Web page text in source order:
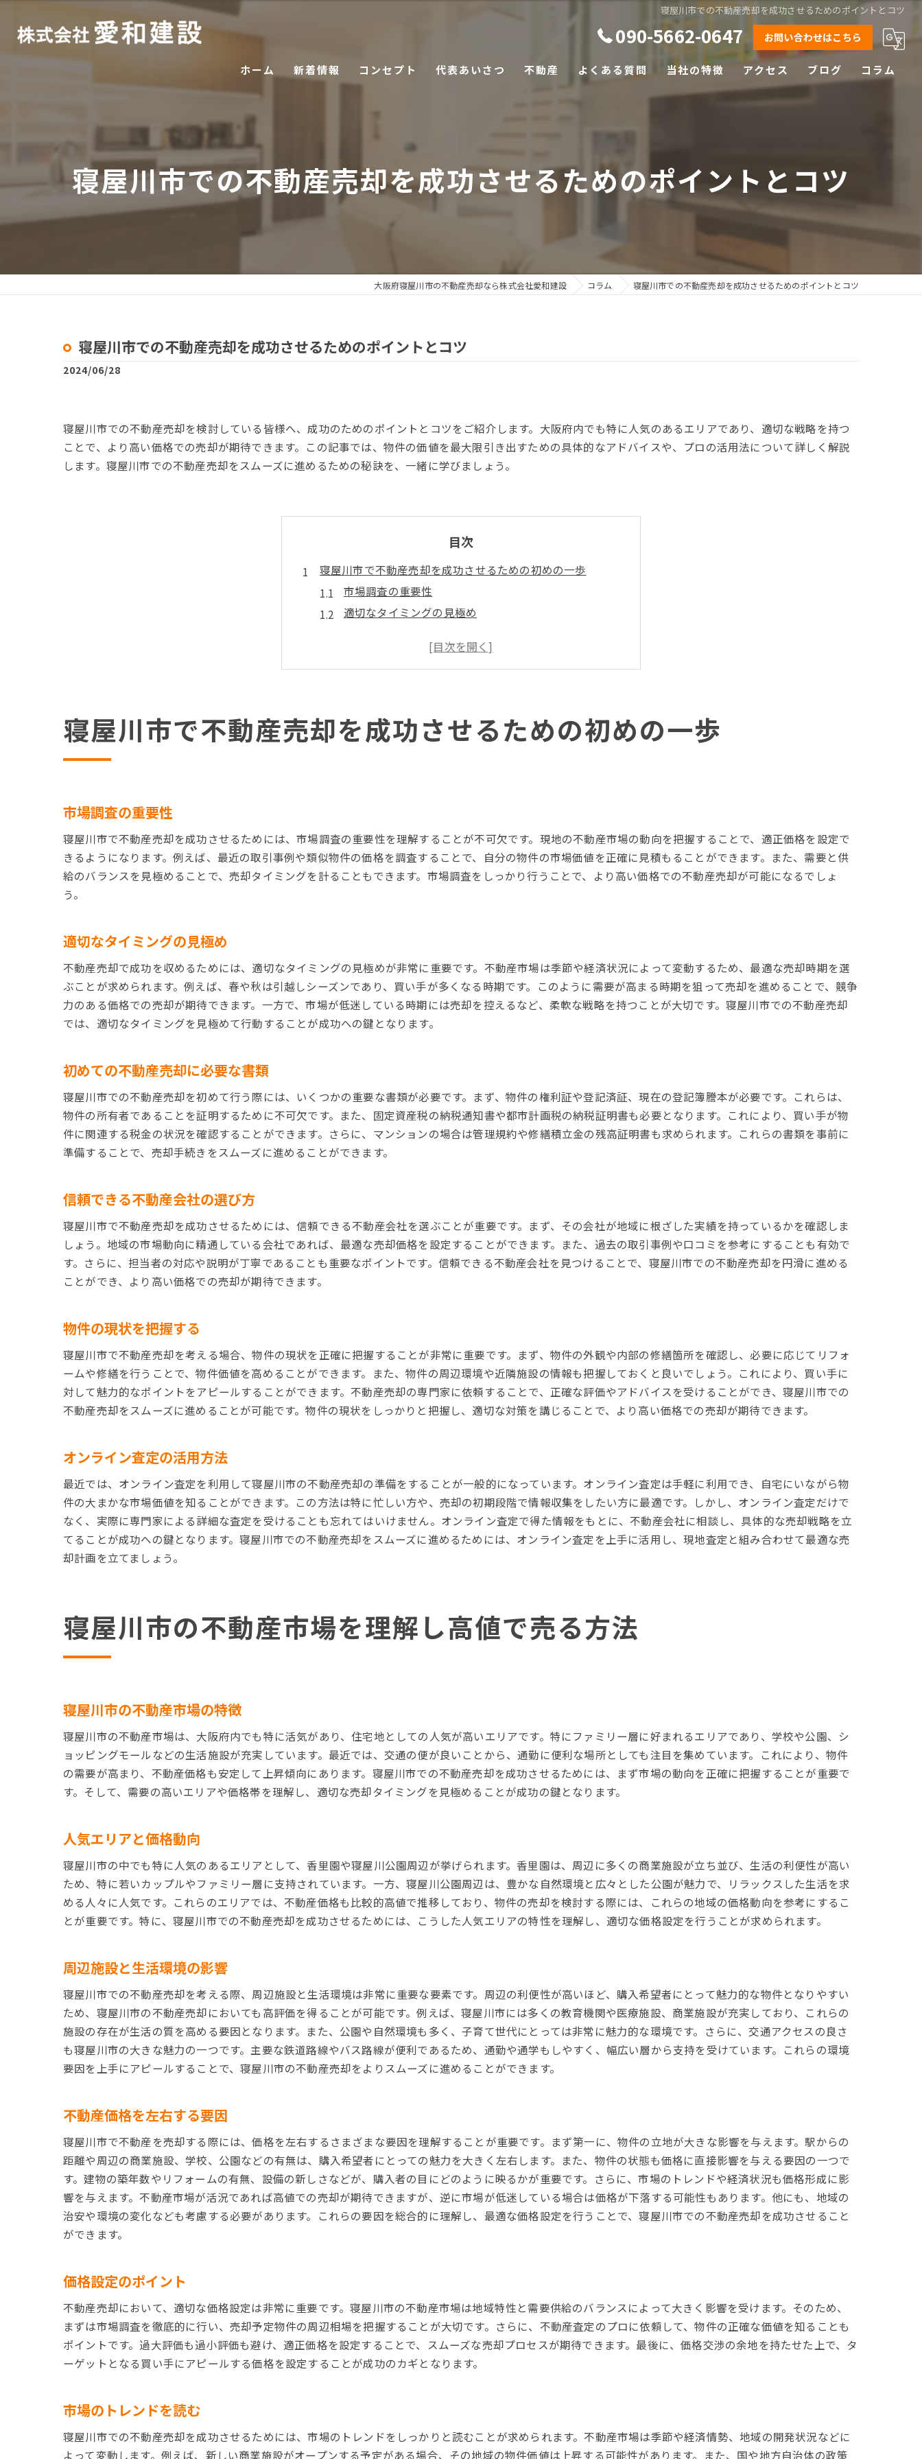
寝屋川市での不動産売却を成功させるためのポイントとコツ
090-5662-0647 お問い合わせはこちら
ホーム 新着情報 コンセプト 代表あいさつ 不動産 よくある質問 当社の特徴
空き家
土地
アクセス ブログ コラム
寝屋川市での不動産売却を成功させるためのポイントとコツ
大阪府寝屋川市の不動産売却なら株式会社愛和建設 コラム 寝屋川市での不動産売却を成功させるためのポイントとコツ
寝屋川市での不動産売却を成功させるためのポイントとコツ
2024/06/28
寝屋川市での不動産売却を検討している皆様へ、成功のためのポイントとコツをご紹介します。大阪府内でも特に人気のあるエリアであり、適切な戦略を持つ
ことで、より高い価格での売却が期待できます。この記事では、物件の価値を最大限引き出すための具体的なアドバイスや、プロの活用法について詳しく解説
します。寝屋川市での不動産売却をスムーズに進めるための秘訣を、一緒に学びましょう。
目次
寝屋川市で不動産売却を成功させるための初めの一歩
市場調査の重要性
適切なタイミングの見極め
信頼できる不動産会社の選び方
寝屋川市の不動産市場を理解し高値で売る方法
寝屋川市の不動産市場の特徴
市場のトレンドを読む
寝屋川市で不動産売却をする際の注意点と対策
物件の魅力を引き出す方法
事前準備の重要性
寝屋川市の不動産売却を円滑に進めるためのプロの活用法
仲介手数料の相場と交渉ポイント
プロに任せることで得られる安心感
成約までのサポート体制
効果的な価格提示の方法
交渉テクニックとコツ
契約書の確認ポイント
オンラインポータルの活用
魅力的な物件写真の撮影
内見時の演出ポイント
口コミとSNSの活用
成功事例から学ぶポイント
売却までのスケジュール管理
売主としての心構え
市場動向の最新情報に注目
寝屋川市での不動産売却後の手続きと注意点
売却後の税務申告
売主としての責任
寝屋川市で不動産売却を成功させるための初めの一歩
市場調査の重要性
寝屋川市で不動産売却を成功させるためには、市場調査の重要性を理解することが不可欠です。現地の不動産市場の動向を把握することで、適正価格を設定で
きるようになります。例えば、最近の取引事例や類似物件の価格を調査することで、自分の物件の市場価値を正確に見積もることができます。また、需要と供
給のバランスを見極めることで、売却タイミングを計ることもできます。市場調査をしっかり行うことで、より高い価格での不動産売却が可能になるでしょ
う。
適切なタイミングの見極め
不動産売却で成功を収めるためには、適切なタイミングの見極めが非常に重要です。不動産市場は季節や経済状況によって変動するため、最適な売却時期を選
ぶことが求められます。例えば、春や秋は引越しシーズンであり、買い手が多くなる時期です。このように需要が高まる時期を狙って売却を進めることで、競争
力のある価格での売却が期待できます。一方で、市場が低迷している時期には売却を控えるなど、柔軟な戦略を持つことが大切です。寝屋川市での不動産売却
では、適切なタイミングを見極めて行動することが成功への鍵となります。
初めての不動産売却に必要な書類
寝屋川市での不動産売却を初めて行う際には、いくつかの重要な書類が必要です。まず、物件の権利証や登記済証、現在の登記簿謄本が必要です。これらは、
物件の所有者であることを証明するために不可欠です。また、固定資産税の納税通知書や都市計画税の納税証明書も必要となります。これにより、買い手が物
件に関連する税金の状況を確認することができます。さらに、マンションの場合は管理規約や修繕積立金の残高証明書も求められます。これらの書類を事前に
準備することで、売却手続きをスムーズに進めることができます。
信頼できる不動産会社の選び方
寝屋川市で不動産売却を成功させるためには、信頼できる不動産会社を選ぶことが重要です。まず、その会社が地域に根ざした実績を持っているかを確認しま
しょう。地域の市場動向に精通している会社であれば、最適な売却価格を設定することができます。また、過去の取引事例や口コミを参考にすることも有効で
す。さらに、担当者の対応や説明が丁寧であることも重要なポイントです。信頼できる不動産会社を見つけることで、寝屋川市での不動産売却を円滑に進める
ことができ、より高い価格での売却が期待できます。
物件の現状を把握する
寝屋川市で不動産売却を考える場合、物件の現状を正確に把握することが非常に重要です。まず、物件の外観や内部の修繕箇所を確認し、必要に応じてリフォ
ームや修繕を行うことで、物件価値を高めることができます。また、物件の周辺環境や近隣施設の情報も把握しておくと良いでしょう。これにより、買い手に
対して魅力的なポイントをアピールすることができます。不動産売却の専門家に依頼することで、正確な評価やアドバイスを受けることができ、寝屋川市での
不動産売却をスムーズに進めることが可能です。物件の現状をしっかりと把握し、適切な対策を講じることで、より高い価格での売却が期待できます。
オンライン査定の活用方法
最近では、オンライン査定を利用して寝屋川市の不動産売却の準備をすることが一般的になっています。オンライン査定は手軽に利用でき、自宅にいながら物
件の大まかな市場価値を知ることができます。この方法は特に忙しい方や、売却の初期段階で情報収集をしたい方に最適です。しかし、オンライン査定だけで
なく、実際に専門家による詳細な査定を受けることも忘れてはいけません。オンライン査定で得た情報をもとに、不動産会社に相談し、具体的な売却戦略を立
てることが成功への鍵となります。寝屋川市での不動産売却をスムーズに進めるためには、オンライン査定を上手に活用し、現地査定と組み合わせて最適な売
却計画を立てましょう。
寝屋川市の不動産市場を理解し高値で売る方法
寝屋川市の不動産市場の特徴
寝屋川市の不動産市場は、大阪府内でも特に活気があり、住宅地としての人気が高いエリアです。特にファミリー層に好まれるエリアであり、学校や公園、シ
ョッピングモールなどの生活施設が充実しています。最近では、交通の便が良いことから、通勤に便利な場所としても注目を集めています。これにより、物件
の需要が高まり、不動産価格も安定して上昇傾向にあります。寝屋川市での不動産売却を成功させるためには、まず市場の動向を正確に把握することが重要で
す。そして、需要の高いエリアや価格帯を理解し、適切な売却タイミングを見極めることが成功の鍵となります。
人気エリアと価格動向
寝屋川市の中でも特に人気のあるエリアとして、香里園や寝屋川公園周辺が挙げられます。香里園は、周辺に多くの商業施設が立ち並び、生活の利便性が高い
ため、特に若いカップルやファミリー層に支持されています。一方、寝屋川公園周辺は、豊かな自然環境と広々とした公園が魅力で、リラックスした生活を求
める人々に人気です。これらのエリアでは、不動産価格も比較的高値で推移しており、物件の売却を検討する際には、これらの地域の価格動向を参考にするこ
とが重要です。特に、寝屋川市での不動産売却を成功させるためには、こうした人気エリアの特性を理解し、適切な価格設定を行うことが求められます。
周辺施設と生活環境の影響
寝屋川市での不動産売却を考える際、周辺施設と生活環境は非常に重要な要素です。周辺の利便性が高いほど、購入希望者にとって魅力的な物件となりやすい
ため、寝屋川市の不動産売却においても高評価を得ることが可能です。例えば、寝屋川市には多くの教育機関や医療施設、商業施設が充実しており、これらの
施設の存在が生活の質を高める要因となります。また、公園や自然環境も多く、子育て世代にとっては非常に魅力的な環境です。さらに、交通アクセスの良さ
も寝屋川市の大きな魅力の一つです。主要な鉄道路線やバス路線が便利であるため、通勤や通学もしやすく、幅広い層から支持を受けています。これらの環境
要因を上手にアピールすることで、寝屋川市の不動産売却をよりスムーズに進めることができます。
不動産価格を左右する要因
寝屋川市で不動産を売却する際には、価格を左右するさまざまな要因を理解することが重要です。まず第一に、物件の立地が大きな影響を与えます。駅からの
距離や周辺の商業施設、学校、公園などの有無は、購入希望者にとっての魅力を大きく左右します。また、物件の状態も価格に直接影響を与える要因の一つで
す。建物の築年数やリフォームの有無、設備の新しさなどが、購入者の目にどのように映るかが重要です。さらに、市場のトレンドや経済状況も価格形成に影
響を与えます。不動産市場が活況であれば高値での売却が期待できますが、逆に市場が低迷している場合は価格が下落する可能性もあります。他にも、地域の
治安や環境の変化なども考慮する必要があります。これらの要因を総合的に理解し、最適な価格設定を行うことで、寝屋川市での不動産売却を成功させること
ができます。
価格設定のポイント
不動産売却において、適切な価格設定は非常に重要です。寝屋川市の不動産市場は地域特性と需要供給のバランスによって大きく影響を受けます。そのため、
まずは市場調査を徹底的に行い、売却予定物件の周辺相場を把握することが大切です。さらに、不動産査定のプロに依頼して、物件の正確な価値を知ることも
ポイントです。過大評価も過小評価も避け、適正価格を設定することで、スムーズな売却プロセスが期待できます。最後に、価格交渉の余地を持たせた上で、タ
ーゲットとなる買い手にアピールする価格を設定することが成功のカギとなります。
市場のトレンドを読む
寝屋川市での不動産売却を成功させるためには、市場のトレンドをしっかりと読むことが求められます。不動産市場は季節や経済情勢、地域の開発状況などに
よって変動します。例えば、新しい商業施設がオープンする予定がある場合、その地域の物件価値は上昇する可能性があります。また、国や地方自治体の政策